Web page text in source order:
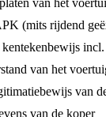
van het
(mits rijdend
van het
van
van de koper